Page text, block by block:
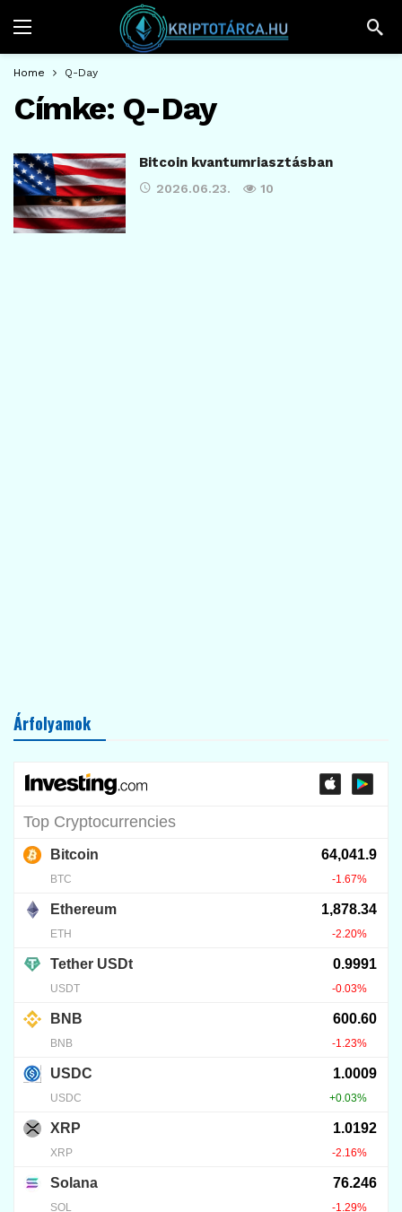
Home Q-Day
Címke: Q-Day
Bitcoin kvantumriasztásban
2026.06.23. 10
Árfolyamok